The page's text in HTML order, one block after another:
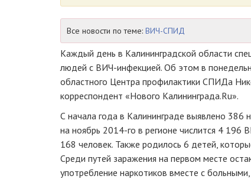
Все новости по теме: ВИЧ-СПИД
Каждый день в Калининградской области
людей с ВИЧ-инфекцией. Об этом в
областного Центра профилактики СПИДа
корреспондент «Нового Калининграда.Ru».
С начала года в Калининграде выявлено 386
на ноябрь 2014-го в регионе числится 4 196
168 человек. Также родилось 6 детей,
Среди путей заражения на первом месте
употребление наркотиков вместе с